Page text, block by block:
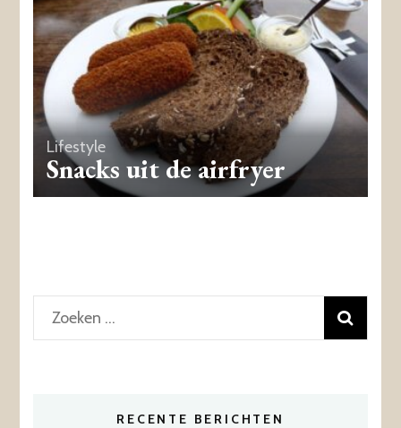
Lifestyle
Snacks uit de airfryer
Zoeken
naar:
RECENTE BERICHTEN